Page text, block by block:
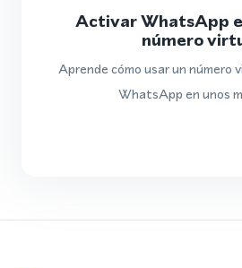
Activar WhatsApp
número
Aprende cómo usar un número
WhatsApp en unos